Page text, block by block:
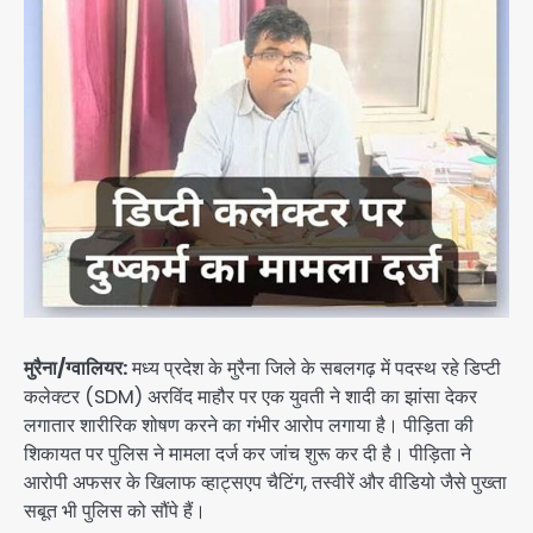
मुरैना/ग्वालियर:मध्य प्रदेश के मुरैना जिले के सबलगढ़ में पदस्थ रहे डिप्टी
कलेक्टर (SDM) अरविंद माहौर पर एक युवती ने शादी का झांसा देकर
लगातार शारीरिक शोषण करने का गंभीर आरोप लगाया है। पीड़िता की
शिकायत पर पुलिस ने मामला दर्ज कर जांच शुरू कर दी है। पीड़िता ने
आरोपी अफसर के खिलाफ व्हाट्सएप चैटिंग, तस्वीरें और वीडियो जैसे पुख्ता
सबूत भी पुलिस को सौंपे हैं।